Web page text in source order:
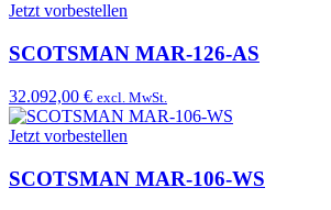
Jetzt vorbestellen
SCOTSMAN MAR-126-AS
32.092,00 € excl. MwSt.
Jetzt vorbestellen
SCOTSMAN MAR-106-WS